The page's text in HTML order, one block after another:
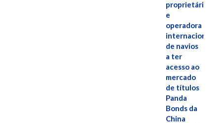
proprietária
e
operadora
internacional
de navios
a ter
acesso ao
mercado
de títulos
Panda
Bonds da
China